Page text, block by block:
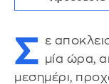
Σ ε
μία ώρα,
μεσημέρι,